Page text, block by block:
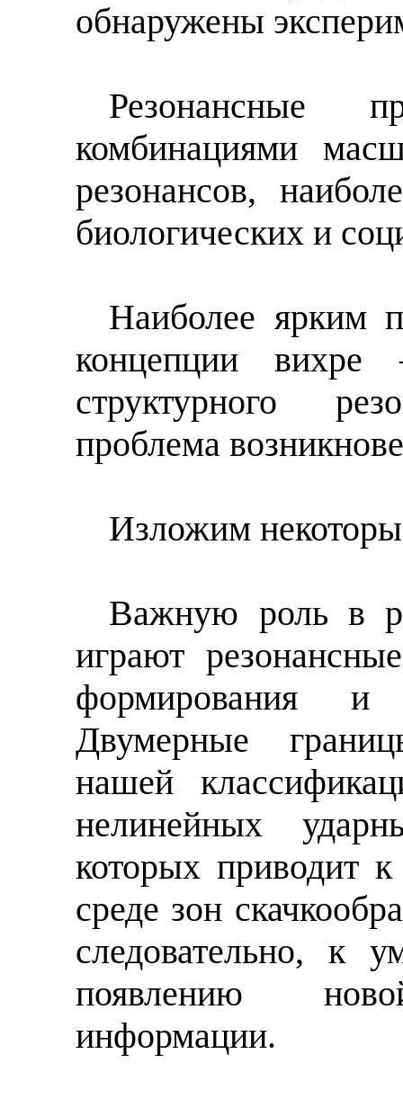
обнаружены
Резонансные
комбинациями
резонансов,
биологических и
Наиболее ярким
концепции
структурного
проблема
Изложим
Важную роль в
играют
формирования и
Двумерные
нашей
нелинейных
которых приводит
среде зон
следовательно, к
появлению
информации.